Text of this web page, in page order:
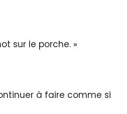
sur le porche. »
à faire comme si